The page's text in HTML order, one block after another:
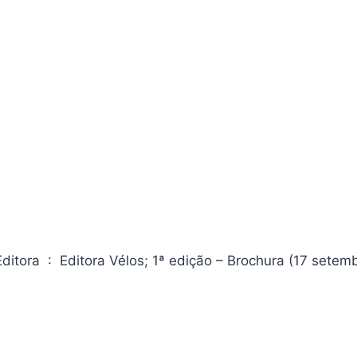
Café com Deus Pai 2025: Porções Diárias de Transformação Editora ‏ : ‎ Editora Vélos; 1ª edição – Brochura (17